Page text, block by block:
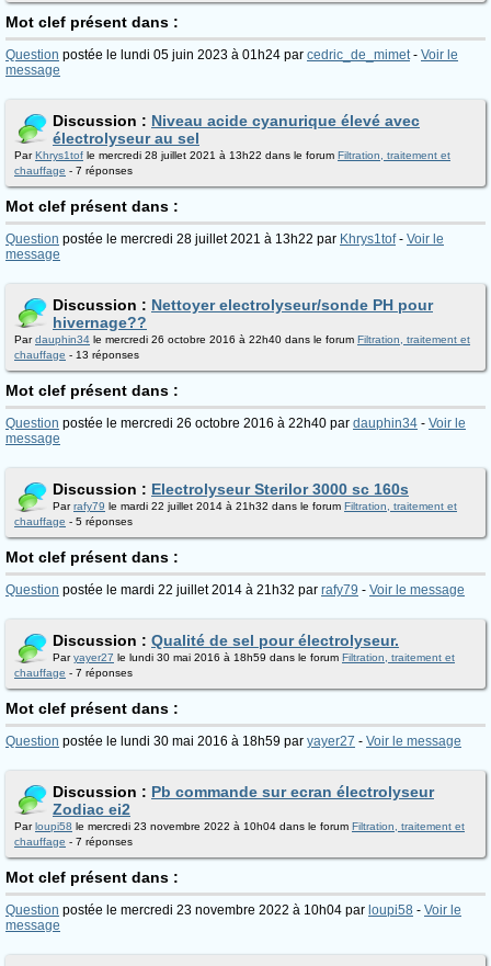
Mot clef présent dans :
Question postée le lundi 05 juin 2023 à 01h24 par cedric_de_mimet- Voir le
message
Discussion : Niveau acide cyanurique élevé avec
électrolyseur au sel
ParKhrys1tof le mercredi 28 juillet 2021 à 13h22 dans le forum Filtration, traitement et
chauffage - 7 réponses
Mot clef présent dans :
Question postée le mercredi 28 juillet 2021 à 13h22 par Khrys1tof- Voir le
message
Discussion : Nettoyer electrolyseur/sonde PH pour
hivernage??
Pardauphin34 le mercredi 26 octobre 2016 à 22h40 dans le forum Filtration, traitement et
chauffage - 13 réponses
Mot clef présent dans :
Question postée le mercredi 26 octobre 2016 à 22h40 par dauphin34 - Voir le
message
Discussion : Electrolyseur Sterilor 3000 sc 160s
Parrafy79 le mardi 22 juillet 2014 à 21h32 dans le forum Filtration, traitement et
chauffage - 5 réponses
Mot clef présent dans :
Question postée le mardi 22 juillet 2014 à 21h32 par rafy79 - Voir le message
Discussion : Qualité de sel pour électrolyseur.
Paryayer27 le lundi 30 mai 2016 à 18h59 dans le forum Filtration, traitement et
chauffage - 7 réponses
Mot clef présent dans :
Question postée le lundi 30 mai 2016 à 18h59 par yayer27 - Voir le message
Discussion : Pb commande sur ecran électrolyseur
Zodiac ei2
Parloupi58 le mercredi 23 novembre 2022 à 10h04 dans le forum Filtration, traitement et
chauffage - 7 réponses
Mot clef présent dans :
Question postée le mercredi 23 novembre 2022 à 10h04 par loupi58 - Voir le
message